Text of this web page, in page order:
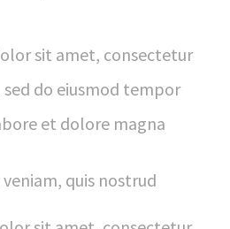
sit amet, consectetur
do eiusmod tempor
et dolore magna
quis nostrud